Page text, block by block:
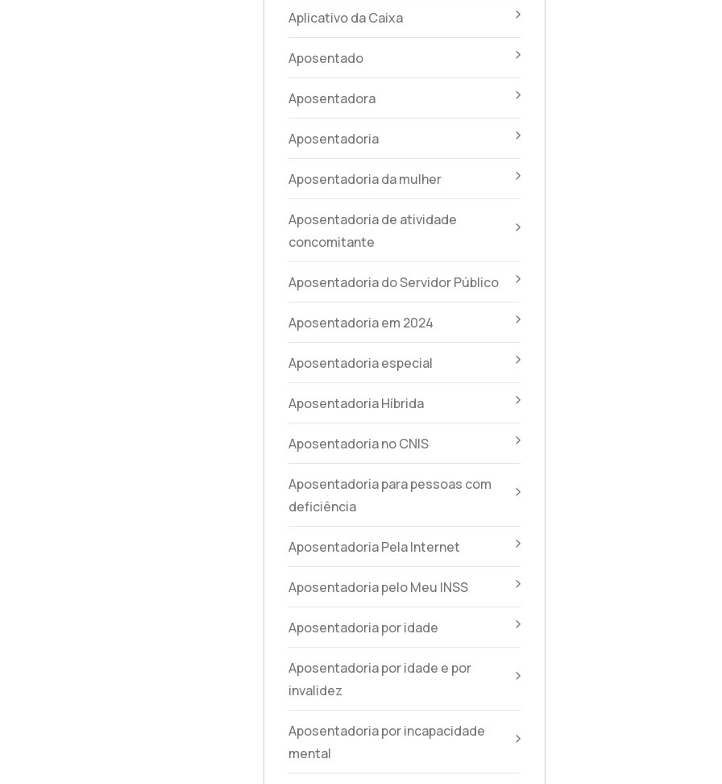
Aplicativo da Caixa
Aposentado
Aposentadora
Aposentadoria
Aposentadoria da mulher
Aposentadoria de atividade
concomitante
Aposentadoria do Servidor Público
Aposentadoria em 2024
Aposentadoria especial
Aposentadoria Híbrida
Aposentadoria no CNIS
Aposentadoria para pessoas com
deficiência
Aposentadoria Pela Internet
Aposentadoria pelo Meu INSS
Aposentadoria por idade
Aposentadoria por idade e por
invalidez
Aposentadoria por incapacidade
mental